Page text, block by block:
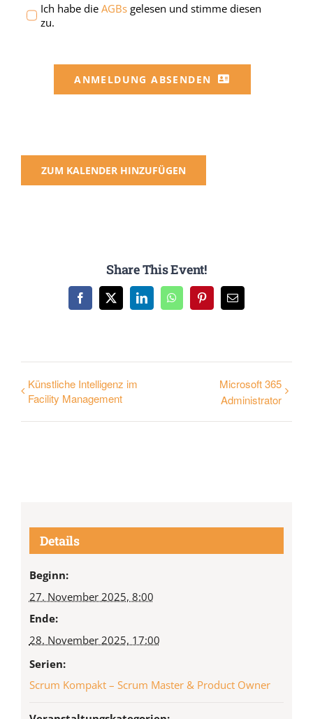
Ich habe dieAGBs gelesen und stimme diesen
zu.
ANMELDUNG ABSENDEN
ZUM KALENDER HINZUFÜGEN
Share This Event!
Facebook
X LinkedInWhatsAppPinterest
E-
Künstliche Intelligenz im
Facility Management
Microsoft 365
Administrator
Details
Beginn:
27. November 2025, 8:00
Ende:
28. November 2025, 17:00
Serien:
Scrum Kompakt – Scrum Master & Product Owner